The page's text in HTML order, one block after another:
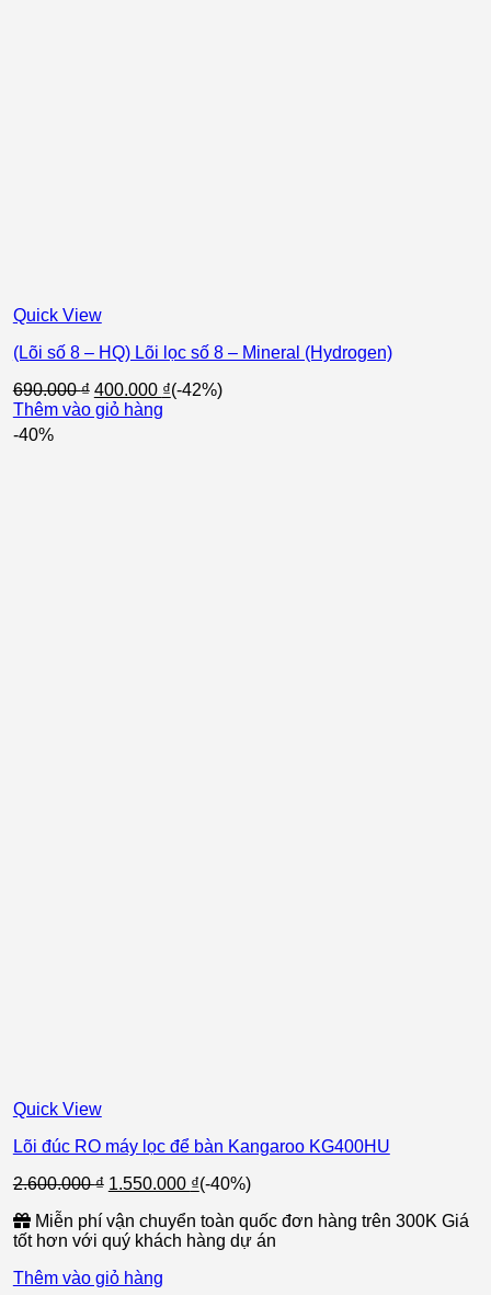
Quick View
(Lõi số 8 – HQ) Lõi lọc số 8 – Mineral (Hydrogen)
690.000₫ Giá
gốc
400.000 ₫Giá
(-42%)
Thêm vào giỏ hàng
-40%
Quick View
Lõi đúc RO máy lọc để bàn Kangaroo KG400HU
2.600.000₫ Giá
là:
2.600.000 ₫.
1.550.000 ₫Giá
tại
là:
(-40%)
Miễn phí vận chuyển toàn quốc đơn hàng trên 300K Giá
tốt hơn với quý khách hàng dự án
Thêm vào giỏ hàng